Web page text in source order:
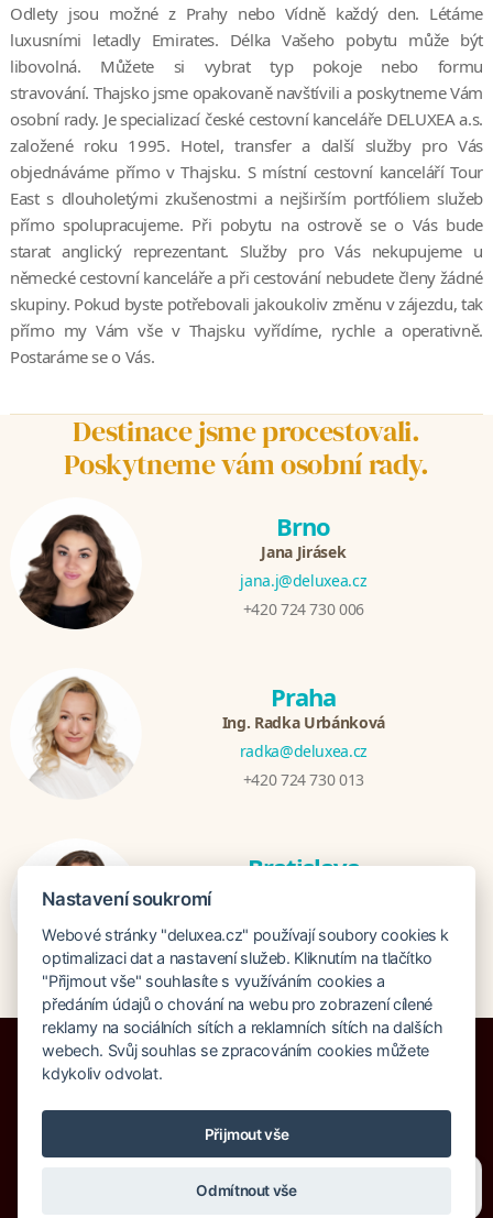
Odlety jsou možné z Prahy nebo Vídně každý den. Létáme
luxusními letadly Emirates. Délka Vašeho pobytu může být
libovolná. Můžete si vybrat typ pokoje nebo formu
stravování. Thajsko jsme opakovaně navštívili a poskytneme Vám
osobní rady. Je specializací české cestovní kanceláře DELUXEA a.s.
založené roku 1995. Hotel, transfer a další služby pro Vás
objednáváme přímo v Thajsku. S místní cestovní kanceláří Tour
East s dlouholetými zkušenostmi a nejširším portfóliem služeb
přímo spolupracujeme. Při pobytu na ostrově se o Vás bude
starat anglický reprezentant. Služby pro Vás nekupujeme u
německé cestovní kanceláře a při cestování nebudete členy žádné
skupiny. Pokud byste potřebovali jakoukoliv změnu v zájezdu, tak
přímo my Vám vše v Thajsku vyřídíme, rychle a operativně.
Postaráme se o Vás.
Destinace jsme procestovali.
Poskytneme vám osobní rady.
Brno
Jana Jirásek
jana.j@deluxea.cz
+420 724 730 006
Praha
Ing. Radka Urbánková
radka@deluxea.cz
+420 724 730 013
Bratislava
+421 948 759 074
Pojištění proti úpadku 125 000 000 Kč
Nastavení soukromí
Webové stránky "deluxea.cz" používají soubory cookies k
optimalizaci dat a nastavení služeb. Kliknutím na tlačítko
"Přijmout vše" souhlasíte s využíváním cookies a
předáním údajů o chování na webu pro zobrazení cílené
reklamy na sociálních sítích a reklamních sítích na dalších
webech. Svůj souhlas se zpracováním cookies můžete
kdykoliv odvolat.
Přijmout vše
Odmítnout vše
Chettyho.